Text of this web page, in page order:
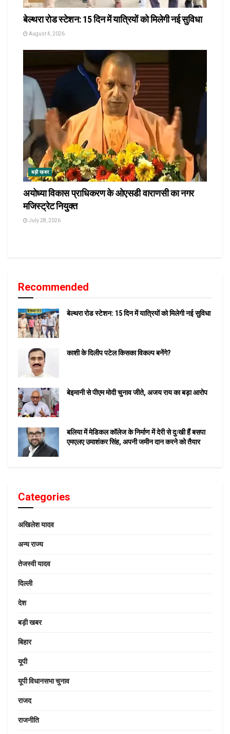
बेल्थरा रोड स्टेशन: 15 दिन में यात्रियों को मिलेगी नई सुविधा
August 4, 2026
बड़ी खबर
अयोध्या विकास प्राधिकरण के ओएसडी वाराणसी का नगर
मजिस्ट्रेट नियुक्त
July 28, 2026
Recommended
बेल्थरा रोड स्टेशन: 15 दिन में यात्रियों को मिलेगी नई सुविधा
काशी के दिलीप पटेल किसका विकल्प बनेंगे?
बेइमानी से पीएम मोदी चुनाव जीते, अजय राय का बड़ा आरोप
बलिया में मेडिकल कॉलेज के निर्माण में देरी से दुःखी हैं बसपा
एमएलए उमाशंकर सिंह, अपनी जमीन दान करने को तैयार
Categories
अखिलेश यादव
अन्य राज्य
तेजस्वी यादव
दिल्ली
देश
बड़ी खबर
बिहार
यूपी
यूपी विधानसभा चुनाव
राजद
राजनीति